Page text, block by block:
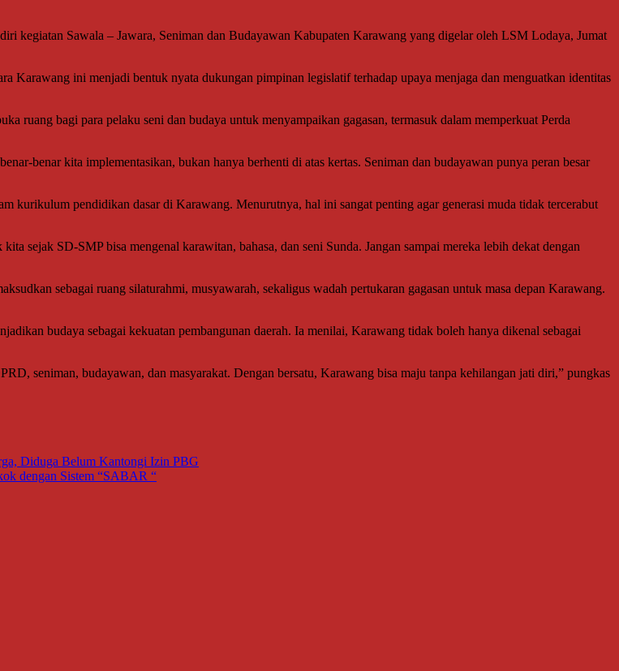
Sawala – Jawara, Seniman dan Budayawan Kabupaten Karawang yang digelar oleh LSM Lodaya, Jumat
Karawang ini menjadi bentuk nyata dukungan pimpinan legislatif terhadap upaya menjaga dan menguatkan identitas
ruang bagi para pelaku seni dan budaya untuk menyampaikan gagasan, termasuk dalam memperkuat Perda
benar kita implementasikan, bukan hanya berhenti di atas kertas. Seniman dan budayawan punya peran besar
kurikulum pendidikan dasar di Karawang. Menurutnya, hal ini sangat penting agar generasi muda tidak tercerabut
sejak SD-SMP bisa mengenal karawitan, bahasa, dan seni Sunda. Jangan sampai mereka lebih dekat dengan
sebagai ruang silaturahmi, musyawarah, sekaligus wadah pertukaran gagasan untuk masa depan Karawang.
budaya sebagai kekuatan pembangunan daerah. Ia menilai, Karawang tidak boleh hanya dikenal sebagai
seniman, budayawan, dan masyarakat. Dengan bersatu, Karawang bisa maju tanpa kehilangan jati diri,” pungkas
Diduga Belum Kantongi Izin PBG
dengan Sistem “SABAR “